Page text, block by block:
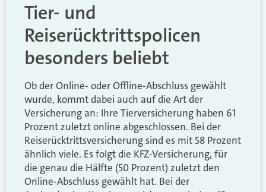
Tier- und
Reiserücktrittspolicen
besonders beliebt
Ob der Online- oder Offline-Abschluss gewählt
wurde, kommt dabei auch auf die Art der
Versicherung an: Ihre Tierversicherung haben 61
Prozent zuletzt online abgeschlossen. Bei der
Reiserücktrittsversicherung sind es mit 58 Prozent
ähnlich viele. Es folgt die KFZ-Versicherung, für
die genau die Hälfte (50 Prozent) zuletzt den
Online-Abschluss gewählt hat. Bei der